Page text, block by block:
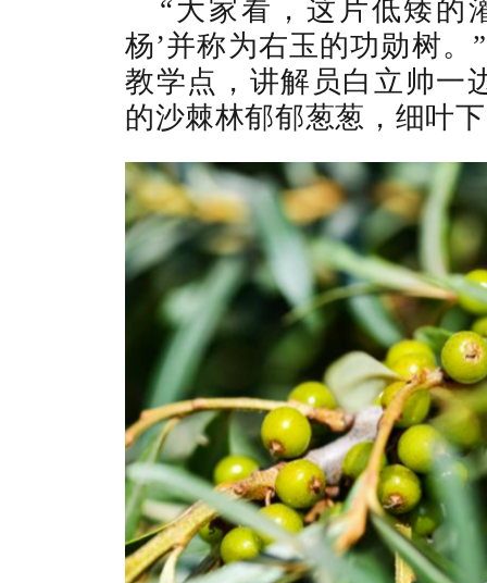
“大家看，这片低矮的
杨’并称为右玉的功勋树
教学点，讲解员白立帅一
的沙棘林郁郁葱葱，细叶